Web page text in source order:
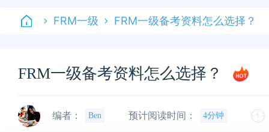
FRM一级 FRM一级备考资料怎么选择？
FRM一级备考资料怎么选择？
编者： Ben 预计阅读时间： 4分钟